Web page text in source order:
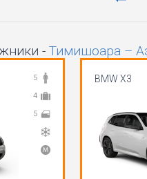
- Тимишоара –
5
4
5
BMW X3